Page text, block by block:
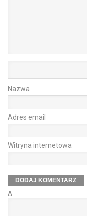
Nazwa
Adres email
Witryna internetowa
Δ